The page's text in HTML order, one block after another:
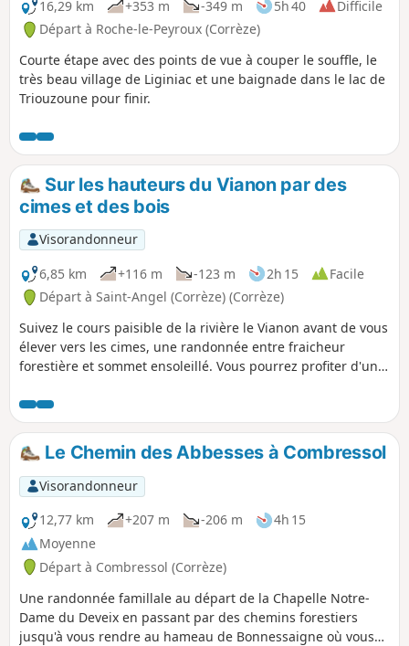
16,29 km +353 m -349 m 5h 40
Difficile
Départ à Roche-le-Peyroux (Corrèze)
Courte étape avec des points de vue à couper le souffle, le
très beau village de Liginiac et une baignade dans le lac de
Triouzoune pour finir.
Sur les hauteurs du Vianon par des
cimes et des bois
Visorandonneur
6,85 km
+116 m -123 m 2h 15
Facile
Départ à Saint-Angel (Corrèze) (Corrèze)
Suivez le cours paisible de la rivière le Vianon avant de vous
élever vers les cimes, une randonnée entre fraicheur
forestière et sommet ensoleillé. Vous pourrez profiter d'une
Le Chemin des Abbesses à Combressol
Visorandonneur
12,77 km
+207 m -206 m
4h 15
Moyenne
Départ à Combressol (Corrèze)
Une randonnée famillale au départ de la Chapelle Notre-
Dame du Deveix en passant par des chemins forestiers
jusqu'à vous rendre au hameau de Bonnessaigne où vous